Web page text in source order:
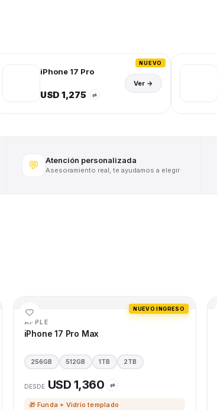
NUEVO
iPhone 17 Pro
USD 1,275 ⇄
Ver →
💬 Atención personalizada
Asesoramiento real, te ayudamos a elegir
NUEVO INGRESO
APPLE
iPhone 17 Pro Max
256GB 512GB 1TB 2TB
DESDE USD 1,360 ⇄
🎁 Funda + Vidrio templado